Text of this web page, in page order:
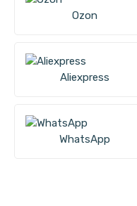
Ozon
Aliexpress
WhatsApp